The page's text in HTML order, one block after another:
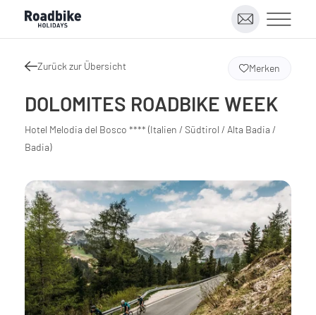
Zurück zur Übersicht
DOLOMITES ROADBIKE WEEK
Hotel Melodia del Bosco **** (Italien / Südtirol / Alta Badia /
Badia)
Merken